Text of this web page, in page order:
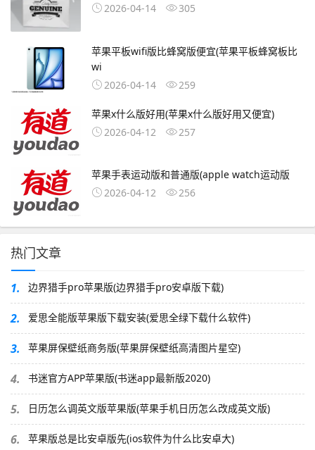
2026-04-14
305
苹果平板wifi版比蜂窝版便宜(苹果平板蜂窝板比
wi
2026-04-14
259
苹果x什么版好用(苹果x什么版好用又便宜)
2026-04-12
257
苹果手表运动版和普通版(apple watch运动版
2026-04-12
256
热门文章
1. 边界猎手pro苹果版(边界猎手pro安卓版下载)
2. 爱思全能版苹果版下载安装(爱思全绿下载什么软件)
3. 苹果屏保壁纸商务版(苹果屏保壁纸高清图片星空)
4. 书迷官方APP苹果版(书迷app最新版2020)
5. 日历怎么调英文版苹果版(苹果手机日历怎么改成英文版)
6. 苹果版总是比安卓版先(ios软件为什么比安卓大)